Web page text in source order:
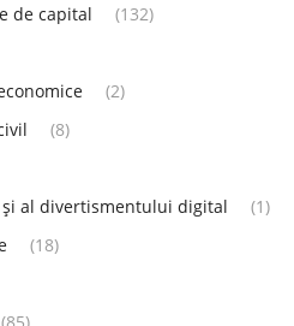
de capital
(132)
(2)
(8)
al divertismentului digital
(1)
(18)
(85)